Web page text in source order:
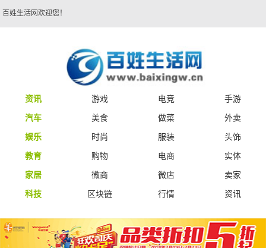
百姓生活网欢迎您！
资讯 游戏 电竞
手游
汽车
美食 做菜
外卖
娱乐
时尚 服装
头饰
教育
购物 电商
实体
家居
微商 微店
卖家
科技
区块链 行情 资讯